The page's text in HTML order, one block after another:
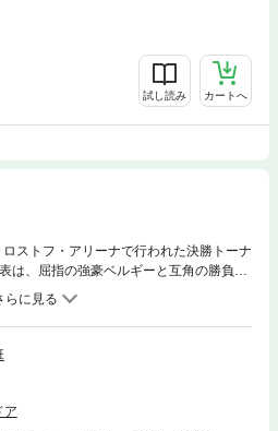
試し読み カートへ
ストフ・アリーナで行われた決勝トーナ
は、屈指の強豪ベルギーと互角の勝負を
タイム、最後のワンプレーで勝負に出た
ＮＨＫスペシャル『ロストフの１４秒
物語』（2018年12月放送）が、待望の
、様々な選手の貴重な証言を得て、日本
ア